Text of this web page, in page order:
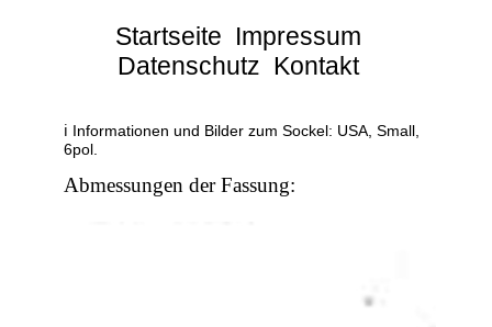
Startseite Impressum
Datenschutz Kontakt
ℹ Informationen und Bilder zum Sockel: USA, Small,
6pol.
Abmessungen der Fassung: